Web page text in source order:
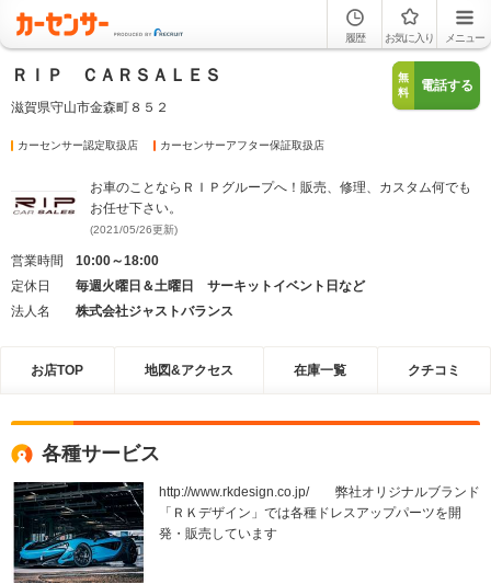
履歴 お気に入り メニュー
ＲＩＰ ＣＡＲＳＡＬＥＳ
滋賀県守山市金森町８５２
無
料
電話する
カーセンサー認定取扱店 カーセンサーアフター保証取扱店
お車のことならＲＩＰグループへ！販売、修理、カスタム何でも
お任せ下さい。
(2021/05/26更新)
営業時間
10:00～18:00
定休日
毎週火曜日＆土曜日 サーキットイベント日など
法人名
株式会社ジャストバランス
お店TOP 地図&アクセス 在庫一覧 クチコミ
各種サービス
http://www.rkdesign.co.jp/ 弊社オリジナルブランド
「ＲＫデザイン」では各種ドレスアップパーツを開
発・販売しています